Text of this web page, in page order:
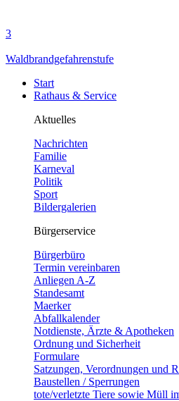
3
Waldbrandgefahrenstufe
Start
Rathaus & Service
Aktuelles
Nachrichten
Familie
Karneval
Politik
Sport
Bildergalerien
Bürgerservice
Bürgerbüro
Termin vereinbaren
Anliegen A-Z
Standesamt
Maerker
Abfallkalender
Notdienste, Ärzte & Apotheken
Ordnung und Sicherheit
Formulare
Satzungen, Verordnungen und
Baustellen / Sperrungen
tote/verletzte Tiere sowie Müll